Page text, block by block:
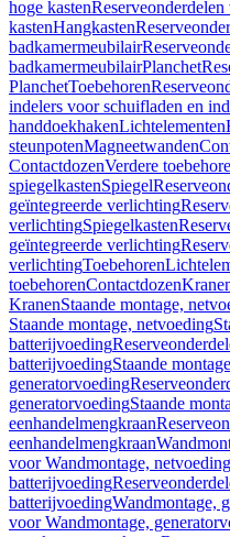
hoge kasten
kastenHangkasten
badkamermeubilair
badkamermeubilairPlanchet
PlanchetToebehoren
indelers voor schuifladen en
handdoekhakenLichtelementen
steunpotenMagneetwanden
ContactdozenVerdere
spiegelkastenSpiegel
geïntegreerde verlichting
verlichtingSpiegelkasten
geïntegreerde verlichting
verlichtingToebehoren
toebehorenContactdozen
KranenStaande montage,
Staande montage, netvoeding
batterijvoeding
batterijvoedingStaande
generatorvoeding
generatorvoedingStaande
eenhandelmengkraan
eenhandelmengkraan
voor Wandmontage, netvoeding
batterijvoeding
batterijvoedingWandmontage,
voor Wandmontage,